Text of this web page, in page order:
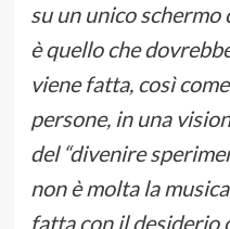
su un unico schermo
è quello che
viene fatta, così
persone, in una
del “divenire
non è molta la
fatta con il desiderio